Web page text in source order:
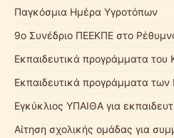
Παγκόσμια Ημέρα Υγροτόπων
9ο Συνέδριο ΠΕΕΚΠΕ στο
Εκπαιδευτικά προγράμματα
Εκπαιδευτικά προγράμματα
Εγκύκλιος ΥΠΑΙΘΑ για
Αίτηση σχολικής ομάδας για